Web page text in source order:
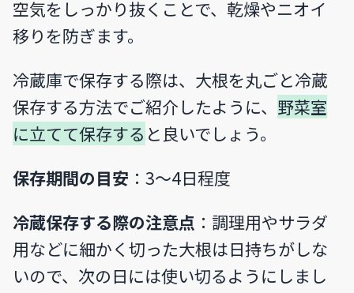
空気をしっかり抜くことで、乾燥やニオイ
移りを防ぎます。
冷蔵庫で保存する際は、大根を丸ごと冷蔵
保存する方法でご紹介したように、 野菜室
に立てて保存する と良いでしょう。
保存期間の目安 ：3〜4日程度
冷蔵保存する際の注意点 ：調理用やサラダ
用などに細かく切った大根は日持ちがしな
いので、次の日には使い切るようにしまし